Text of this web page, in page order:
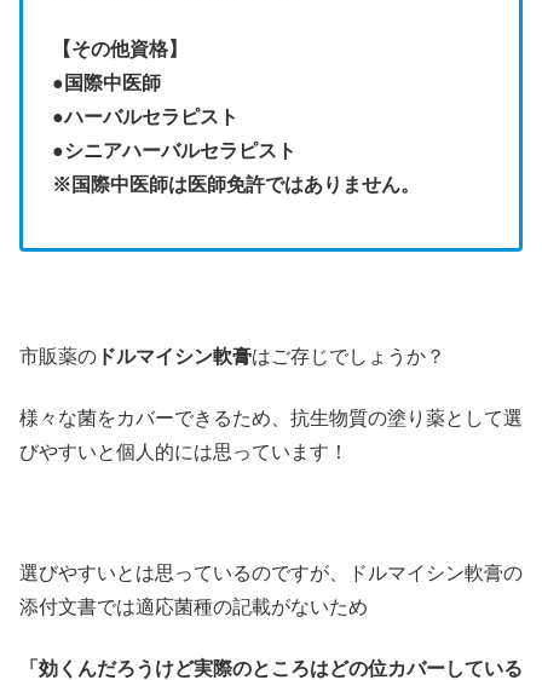
【その他資格】
● 国際中医師
●ハーバルセラピスト
●シニアハーバルセラピスト
※国際中医師は医師免許ではありません。
市販薬の ドルマイシン軟膏はご存じでしょうか？
様々な菌をカバーできるため、抗生物質の塗り薬として選
びやすいと個人的には思っています！
選びやすいとは思っているのですが、ドルマイシン軟膏の
添付文書では適応菌種の記載がないため
「効くんだろうけど実際のところはどの位カバーしている